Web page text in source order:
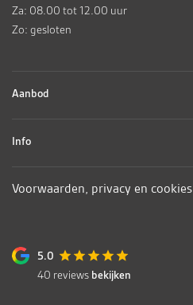
Za: 08.00 tot 12.00 uur
Zo: gesloten
Aanbod
Info
5.0
40 reviews bekijken
Voorwaarden, privacy en cookies